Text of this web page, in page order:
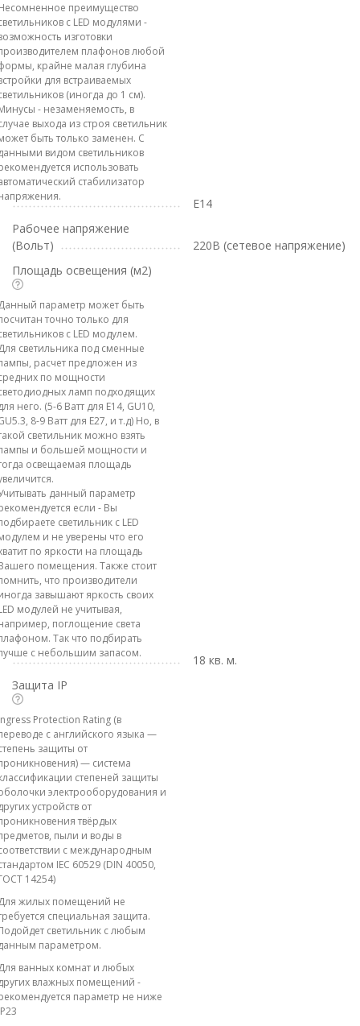
преимущество
с LED модулями -
изготовки
плафонов любой
крайне малая глубина
для встраиваемых
(иногда до 1 см).
- незаменяемость, в
выхода из строя светильник
быть только заменен. С
видом светильников
использовать
стабилизатор
E14
Рабочее напряжение
(Вольт)
220В (сетевое напряжение)
Площадь освещения (м2)
параметр может быть
точно только для
с LED модулем.
светильника под сменные
расчет предложен из
по мощности
ламп подходящих
него. (5-6 Ватт для E14, GU10,
8-9 Ватт для E27, и т.д) Но, в
светильник можно взять
и большей мощности и
освещаемая площадь
данный параметр
если - Вы
светильник с LED
и не уверены что его
по яркости на площадь
помещения. Также стоит
что производители
завышают яркость своих
модулей не учитывая,
поглощение света
Так что подбирать
с небольшим запасом.
18 кв. м.
Защита IP
Protection Rating (в
с английского языка —
защиты от
— система
степеней защиты
электрооборудования и
устройств от
твёрдых
пыли и воды в
с международным
IEC 60529 (DIN 40050,
14254)
жилых помещений не
специальная защита.
светильник с любым
параметром.
ванных комнат и любых
влажных помещений -
параметр не ниже